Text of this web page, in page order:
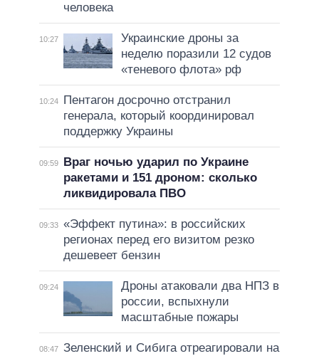
человека
10:27
Украинские дроны за
неделю поразили 12 судов
«теневого флота» рф
10:24
Пентагон досрочно отстранил
генерала, который координировал
поддержку Украины
09:59
Враг ночью ударил по Украине
ракетами и 151 дроном: сколько
ликвидировала ПВО
09:33 «Эффект путина»: в российских
регионах перед его визитом резко
дешевеет бензин
09:24
Дроны атаковали два НПЗ в
россии, вспыхнули
масштабные пожары
08:47 Зеленский и Сибига отреагировали на